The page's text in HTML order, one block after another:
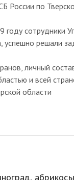
России по
году сотрудники
успешно решали
личный
и всей
области